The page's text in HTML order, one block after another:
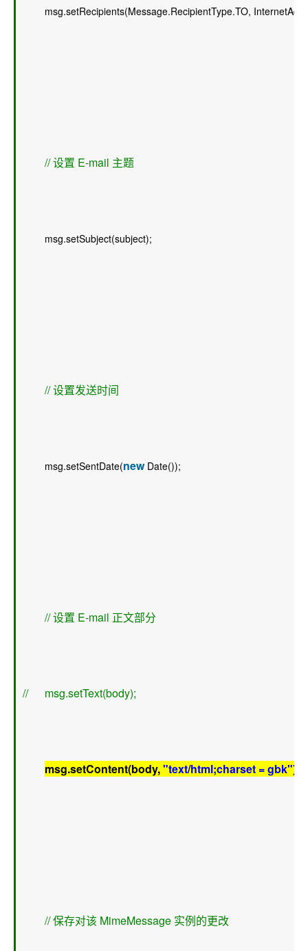
msg.setRecipients(Message.RecipientType.TO,
// 设置 E-mail 主题
msg.setSubject(subject);
// 设置发送时间
msg.setSentDate(new Date());
// 设置 E-mail 正文部分
//      msg.setText(body);
msg.setContent(body, "text/html;charset = gbk");
// 保存对该 MimeMessage 实例的更改